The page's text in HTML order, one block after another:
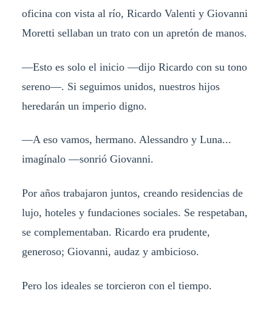
oficina con vista al río, Ricardo Valenti y Giovanni
Moretti sellaban un trato con un apretón de manos.
—Esto es solo el inicio —dijo Ricardo con su tono
sereno—. Si seguimos unidos, nuestros hijos
heredarán un imperio digno.
—A eso vamos, hermano. Alessandro y Luna...
imagínalo —sonrió Giovanni.
Por años trabajaron juntos, creando residencias de
lujo, hoteles y fundaciones sociales. Se respetaban,
se complementaban. Ricardo era prudente,
generoso; Giovanni, audaz y ambicioso.
Pero los ideales se torcieron con el tiempo.